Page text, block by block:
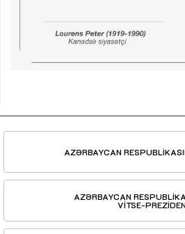
AZƏRBAYCAN
AZƏRBAYCAN
VİTSE-